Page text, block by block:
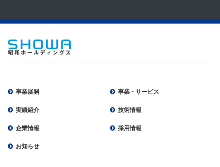
事業展開 事業・サービス
実績紹介 技術情報
企業情報 採用情報
お知らせ